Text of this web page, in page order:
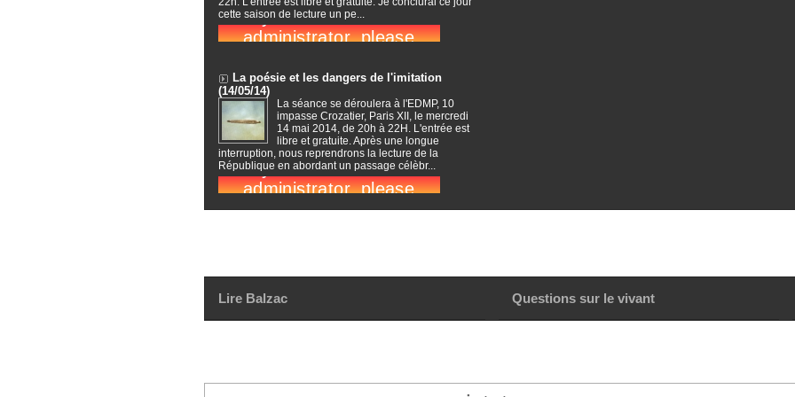
cette saison de lecture un pe...
La poésie et les dangers de l'imitation
(14/05/14)
La séance se déroulera à l'EDMP, 10
impasse Crozatier, Paris XII, le mercredi
14 mai 2014, de 20h à 22H. L'entrée est
libre et gratuite. Après une longue
interruption, nous reprendrons la lecture de la
République en abordant un passage célèbr...
Lire Balzac Questions sur le vivant